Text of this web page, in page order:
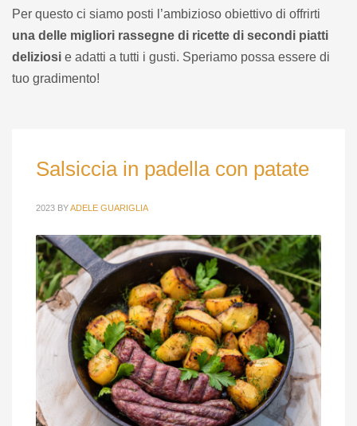
Per questo ci siamo posti l’ambizioso obiettivo di offrirti
una delle migliori rassegne di ricette di secondi piatti
deliziosi e adatti a tutti i gusti. Speriamo possa essere di
tuo gradimento!
Salsiccia in padella con patate
2023 BYADELE GUARIGLIA